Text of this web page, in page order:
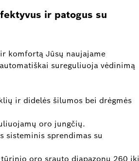
ir patogus su
komfortą Jūsų naujajame
sureguliuoja vėdinimą
ir didelės šilumos bei drėgmės
oro jungčių.
sisteminis sprendimas su